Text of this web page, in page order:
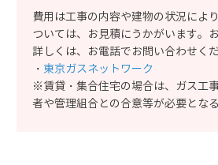
費用は工事の内容や建物の状況によ
ついては、お見積にうかがいます。
詳しくは、お電話でお問い合わせくだ
・ 東京ガスネットワーク
※賃貸・集合住宅の場合は、ガス工
者や管理組合との合意等が必要とな